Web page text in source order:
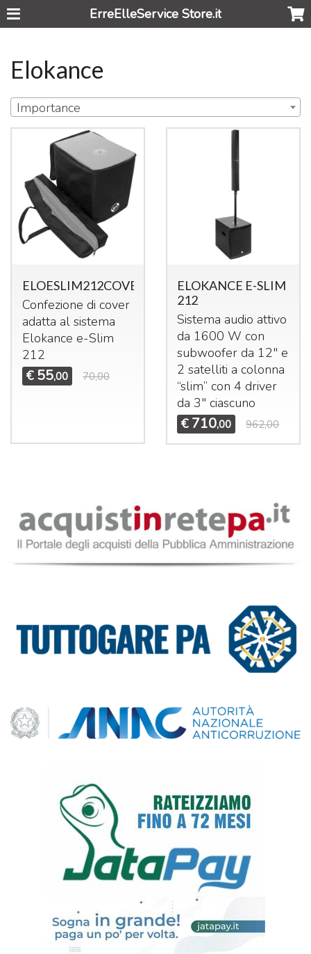
ErreElleService Store.it
Elokance
Importance
ELOESLIM212COVER
Confezione di cover
adatta al sistema
Elokance e-Slim
212
€ 55,00 70,00
ELOKANCE E-SLIM
212
Sistema audio attivo
da 1600 W con
subwoofer da 12" e
2 satelliti a colonna
“slim” con 4 driver
da 3" ciascuno
€ 710,00 962,00